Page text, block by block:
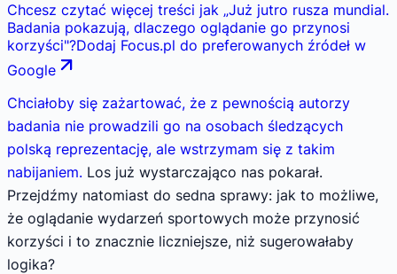
Chcesz czytać więcej treści jak „Już jutro rusza mundial.
Badania pokazują, dlaczego oglądanie go przynosi
korzyści"?Dodaj Focus.pl do preferowanych źródeł w
Google
Chciałoby się zażartować, że z pewnością autorzy
badania nie prowadzili go na osobach śledzących
polską reprezentację, ale wstrzymam się z takim
nabijaniem. Los już wystarczająco nas pokarał.
Przejdźmy natomiast do sedna sprawy: jak to możliwe,
że oglądanie wydarzeń sportowych może przynosić
korzyści i to znacznie liczniejsze, niż sugerowałaby
logika?